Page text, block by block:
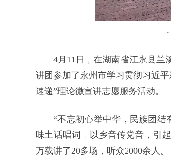
4月11日，在湖南省江永县兰
讲团参加了永州市学习贯彻习近
速递”理论微宣讲志愿服务活动。
“不忘初心举中华，民族团
味土话唱词，以乡音传党音，引
万载讲了20多场，听众2000余人。